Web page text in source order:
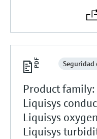
Seguridad
Product
Liquisys
Liquisys
Liquisys